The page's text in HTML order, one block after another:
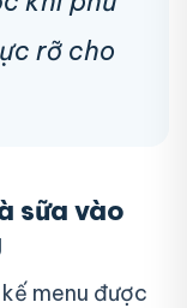
rỡ cho
sữa vào
menu được